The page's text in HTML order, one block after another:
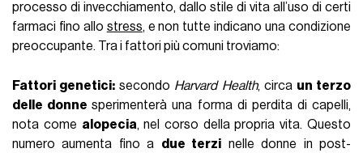
processo di invecchiamento, dallo stile di vita all’uso di certi
farmaci fino allo stress, e non tutte indicano una condizione
preoccupante. Tra i fattori più comuni troviamo:
Fattori genetici: secondo Harvard Health, circa un terzo
delle donnesperimenterà una forma di perdita di capelli,
nota come alopecia, nel corso della propria vita. Questo
numero aumenta fino a due terzi nelle donne in post-